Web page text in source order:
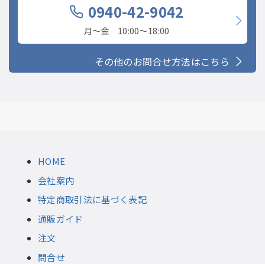
0940-42-9042
月〜金 10:00〜18:00
その他のお問合せ方法はこちら
HOME
会社案内
特定商取引法に基づく表記
通販ガイド
注文
問合せ